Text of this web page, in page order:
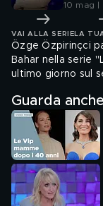
10 mag |
VAI ALLA SERIE LA
Özge Özpirinçci
Bahar nella serie
ultimo giorno sul
Guarda anche